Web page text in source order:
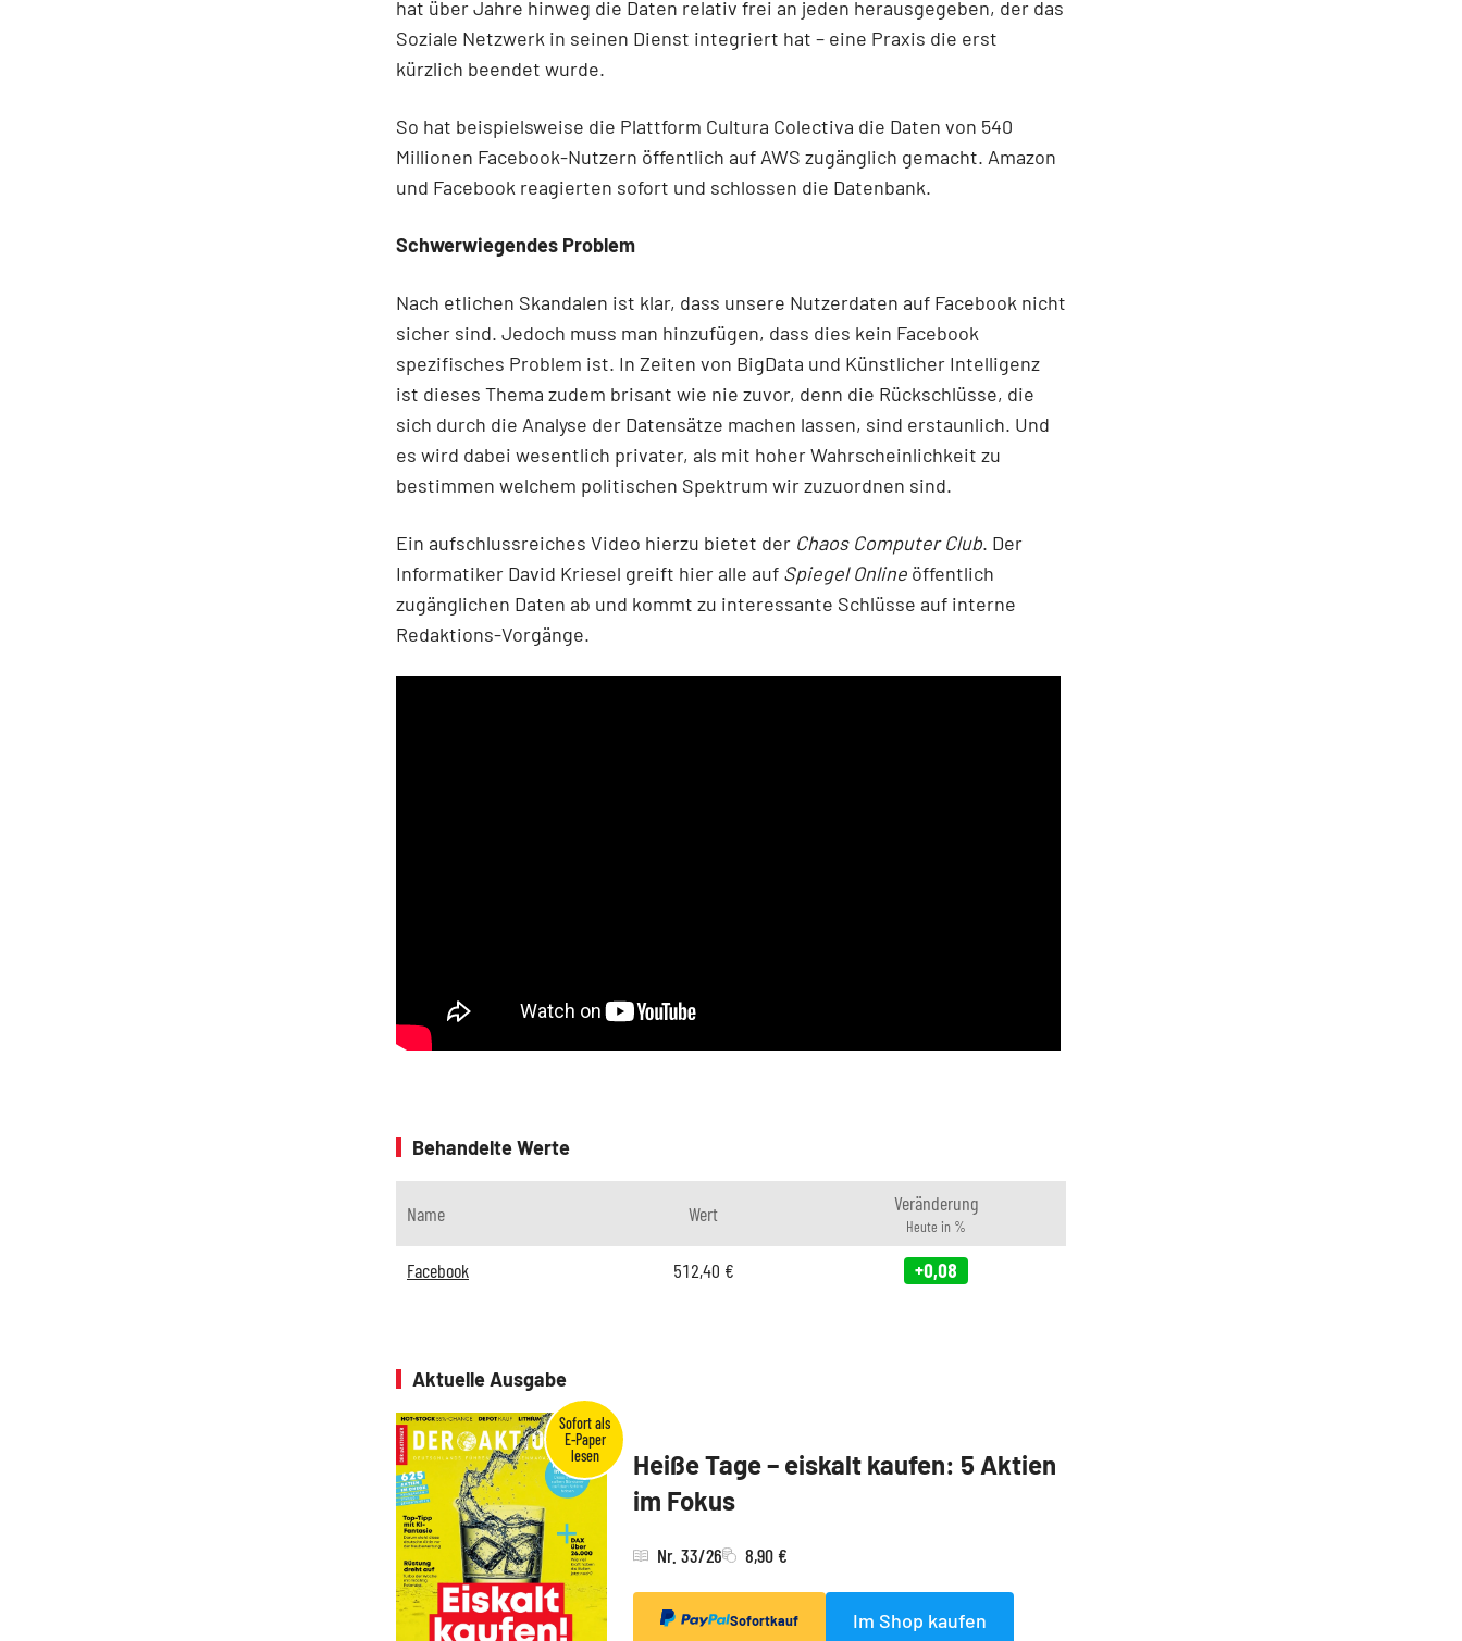
hat über Jahre hinweg die Daten relativ frei an jeden herausgegeben, der das
Soziale Netzwerk in seinen Dienst integriert hat – eine Praxis die erst
kürzlich beendet wurde.
So hat beispielsweise die Plattform Cultura Colectiva die Daten von 540
Millionen Facebook-Nutzern öffentlich auf AWS zugänglich gemacht. Amazon
und Facebook reagierten sofort und schlossen die Datenbank.
Schwerwiegendes Problem
Nach etlichen Skandalen ist klar, dass unsere Nutzerdaten auf Facebook nicht
sicher sind. Jedoch muss man hinzufügen, dass dies kein Facebook
spezifisches Problem ist. In Zeiten von BigData und Künstlicher Intelligenz
ist dieses Thema zudem brisant wie nie zuvor, denn die Rückschlüsse, die
sich durch die Analyse der Datensätze machen lassen, sind erstaunlich. Und
es wird dabei wesentlich privater, als mit hoher Wahrscheinlichkeit zu
bestimmen welchem politischen Spektrum wir zuzuordnen sind.
Ein aufschlussreiches Video hierzu bietet der Chaos Computer Club. Der
Informatiker David Kriesel greift hier alle auf Spiegel Online öffentlich
zugänglichen Daten ab und kommt zu interessante Schlüsse auf interne
Redaktions-Vorgänge.
Behandelte Werte
Name Wert Veränderung
Heute in %
Facebook 512,40 € +0,08
Aktuelle Ausgabe
Heiße Tage – eiskalt kaufen: 5 Aktien
im Fokus
Nr. 33/26 8,90 €
Sofortkauf Im Shop kaufen